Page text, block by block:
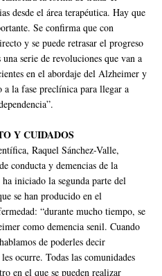
desde el área terapéutica. Hay que
Se confirma que con
y se puede retrasar el progreso
serie de revoluciones que van a
en el abordaje del Alzheimer y
la fase preclínica para llegar a
Y CUIDADOS
Raquel Sánchez-Valle,
conducta y demencias de la
iniciado la segunda parte del
se han producido en el
“durante mucho tiempo, se
como demencia senil. Cuando
de poderles decir
ocurre. Todas las comunidades
en el que se pueden realizar